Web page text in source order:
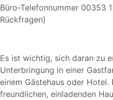
Büro-Telefonnummer 00353
Rückfragen)
Es ist wichtig, sich daran zu
Unterbringung in einer
einem Gästehaus oder
freundlichen, einladenden